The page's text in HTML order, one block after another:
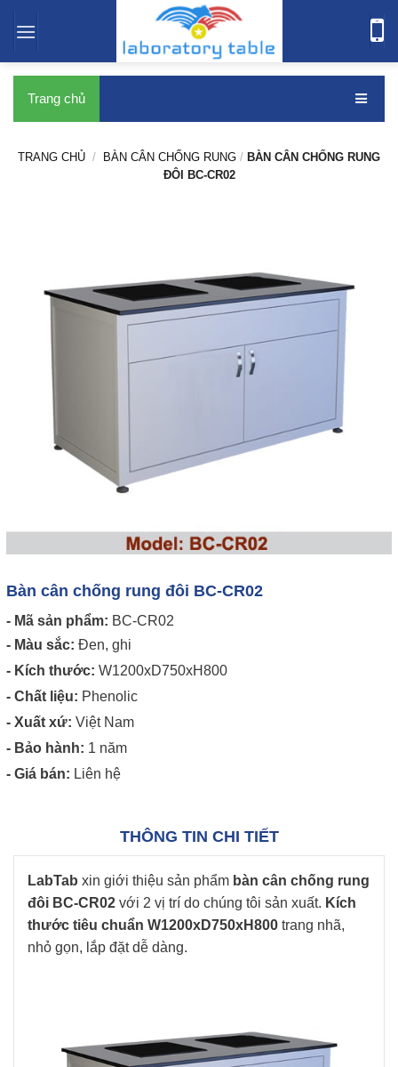
bàn thí nghiệm
Trang chủ
TRANG CHỦ / BÀN CÂN CHỐNG RUNG / BÀN CÂN CHỐNG RUNG
ĐÔI BC-CR02
Bàn cân chống rung đôi BC-CR02
- Mã sản phẩm: BC-CR02
- Màu sắc: Đen, ghi
- Kích thước: W1200xD750xH800
- Chất liệu: Phenolic
- Xuất xứ: Việt Nam
- Bảo hành: 1 năm
- Giá bán: Liên hệ
THÔNG TIN CHI TIẾT
LabTab xin giới thiệu sản phẩm bàn cân chống rung
đôi BC-CR02với 2 vị trí do chúng tôi sản xuất. Kích
thước tiêu chuẩn W1200xD750xH800trang nhã,
nhỏ gọn, lắp đặt dễ dàng.